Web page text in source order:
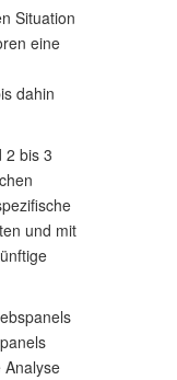
Situation
eine
dahin
2 bis 3
und mit